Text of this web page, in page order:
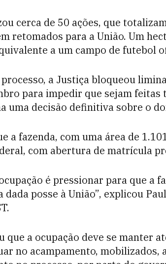
cerca de 50 ações, que
retomados para a União. Um
a um campo de futebol
a Justiça bloqueou
para impedir que sejam feitas
uma decisão definitiva sobre o
a fazenda, com uma área de
com abertura de matrícula
é pressionar para que a
dada posse à União”, explicou
a ocupação deve se manter
no acampamento, mobilizados,